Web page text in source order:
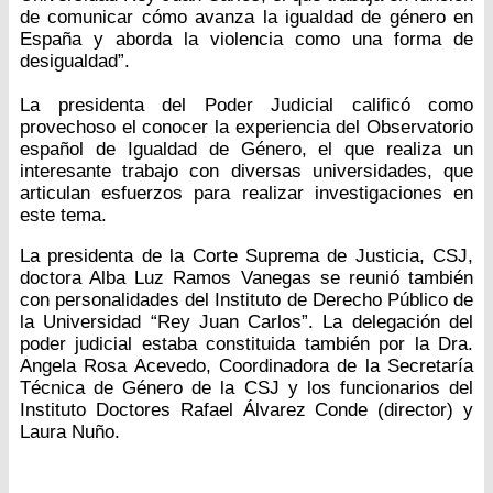
de comunicar cómo avanza la igualdad de género en
España y aborda la violencia como una forma de
desigualdad”.
La presidenta del Poder Judicial calificó como
provechoso el conocer la experiencia del Observatorio
español de Igualdad de Género, el que realiza un
interesante trabajo con diversas universidades, que
articulan esfuerzos para realizar investigaciones en
este tema.
La presidenta de la Corte Suprema de Justicia, CSJ,
doctora Alba Luz Ramos Vanegas se reunió también
con personalidades del Instituto de Derecho Público de
la Universidad “Rey Juan Carlos”. La delegación del
poder judicial estaba constituida también por la Dra.
Angela Rosa Acevedo, Coordinadora de la Secretaría
Técnica de Género de la CSJ y los funcionarios del
Instituto Doctores Rafael Álvarez Conde (director) y
Laura Nuño.